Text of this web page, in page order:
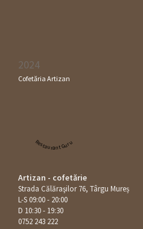
2024
Cofetăria Artizan
Restaurant Guru
Artizan - cofetărie
Strada Călăraşilor 76, Târgu Mureș
L-S 09:00 - 20:00
D 10:30 - 19:30
0752 243 222